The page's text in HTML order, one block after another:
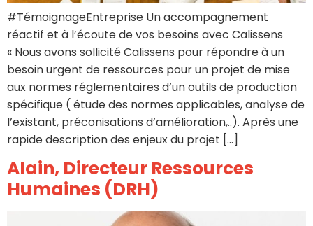
#TémoignageEntreprise Un accompagnement
réactif et à l’écoute de vos besoins avec Calissens
« Nous avons sollicité Calissens pour répondre à un
besoin urgent de ressources pour un projet de mise
aux normes réglementaires d’un outils de production
spécifique ( étude des normes applicables, analyse de
l’existant, préconisations d’amélioration,..). Après une
rapide description des enjeux du projet […]
Alain, Directeur Ressources
Humaines (DRH)